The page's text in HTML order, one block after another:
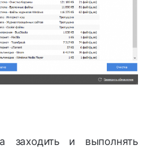
заходить и выполнять